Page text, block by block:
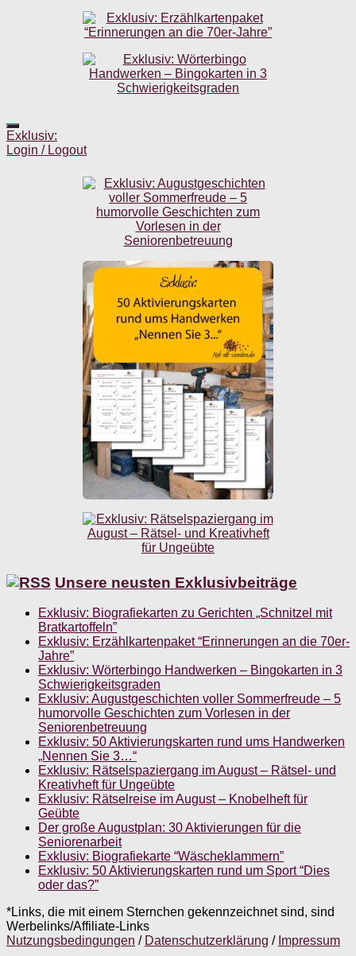
Exklusiv:
Login / Logout
Unsere neusten Exklusivbeiträge
Exklusiv: Biografiekarten zu Gerichten „Schnitzel mit
Bratkartoffeln”
Exklusiv: Erzählkartenpaket “Erinnerungen an die 70er-
Jahre”
Exklusiv: Wörterbingo Handwerken – Bingokarten in 3
Schwierigkeitsgraden
Exklusiv: Augustgeschichten voller Sommerfreude – 5
humorvolle Geschichten zum Vorlesen in der
Seniorenbetreuung
Exklusiv: 50 Aktivierungskarten rund ums Handwerken
„Nennen Sie 3…“
Exklusiv: Rätselspaziergang im August – Rätsel- und
Kreativheft für Ungeübte
Exklusiv: Rätselreise im August – Knobelheft für
Geübte
Der große Augustplan: 30 Aktivierungen für die
Seniorenarbeit
Exklusiv: Biografiekarte “Wäscheklammern”
Exklusiv: 50 Aktivierungskarten rund um Sport “Dies
oder das?”
*Links, die mit einem Sternchen gekennzeichnet sind, sind
Werbelinks/Affiliate-Links
Nutzungsbedingungen / Datenschutzerklärung / Impressum